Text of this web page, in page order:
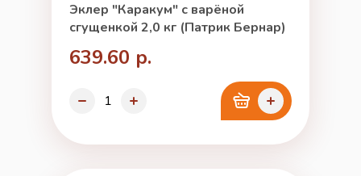
Эклер "Каракум" с варёной
сгущенкой 2,0 кг (Патрик Бернар)
639.60 р.